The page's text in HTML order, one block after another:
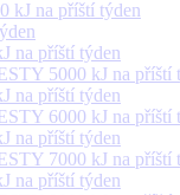
kJ na příští týden
na příští týden
5000 kJ na příští
na příští týden
6000 kJ na příští
na příští týden
7000 kJ na příští
na příští týden